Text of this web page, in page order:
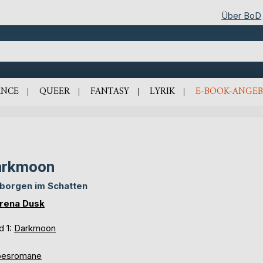
Über BoD
QUEER FANTASY LYRIK E-BOOK-
im Schatten
Dusk
1: Darkmoon